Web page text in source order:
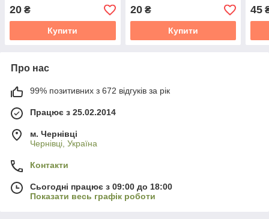
20 ₴
Купити
20₴
Купити
45
Про нас
99% позитивних з 672 відгуків за рік
Працює з 25.02.2014
м. Чернівці
Чернівці, Україна
Контакти
Сьогодні працює з 09:00 до 18:00
Показати весь графік роботи